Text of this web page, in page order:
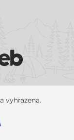
vyhrazena.